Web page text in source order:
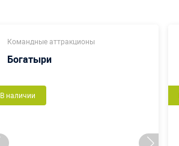
Командные аттракционы
Богатыри
В наличии